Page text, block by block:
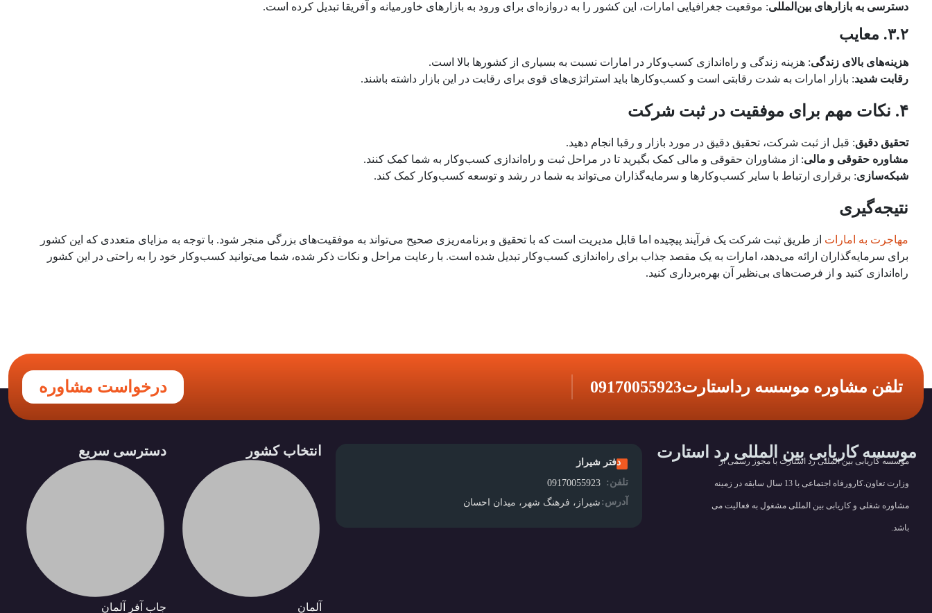
دسترسی به بازارهای بین‌المللی: موقعیت جغرافیایی امارات، این کشور را به دروازه‌ای برای ورود به بازارهای خاورمیانه و آفریقا تبدیل کرده است.
۳.۲. معایب
هزینه‌های بالای زندگی: هزینه زندگی و راه‌اندازی کسب‌وکار در امارات نسبت به بسیاری از کشورها بالا است.
رقابت شدید: بازار امارات به شدت رقابتی است و کسب‌وکارها باید استراتژی‌های قوی برای رقابت در این بازار داشته باشند.
۴. نکات مهم برای موفقیت در ثبت شرکت
تحقیق دقیق: قبل از ثبت شرکت، تحقیق دقیق در مورد بازار و رقبا انجام دهید.
مشاوره حقوقی و مالی: از مشاوران حقوقی و مالی کمک بگیرید تا در مراحل ثبت و راه‌اندازی کسب‌وکار به شما کمک کنند.
شبکه‌سازی: برقراری ارتباط با سایر کسب‌وکارها و سرمایه‌گذاران می‌تواند به شما در رشد و توسعه کسب‌وکار کمک کند.
نتیجه‌گیری
مهاجرت به امارات از طریق ثبت شرکت یک فرآیند پیچیده اما قابل مدیریت است که با تحقیق و برنامه‌ریزی صحیح می‌تواند به موفقیت‌های بزرگی منجر شود. با توجه به مزایای متعددی که این کشور
برای سرمایه‌گذاران ارائه می‌دهد، امارات به یک مقصد جذاب برای راه‌اندازی کسب‌وکار تبدیل شده است. با رعایت مراحل و نکات ذکر شده، شما می‌توانید کسب‌وکار خود را به راحتی در این کشور
راه‌اندازی کنید و از فرصت‌های بی‌نظیر آن بهره‌برداری کنید.
درخواست مشاوره تلفن مشاوره موسسه رداستارت09170055923
موسسه کاریابی بین المللی رد استارت
موسسه کاریابی بین المللی رد استارت با مجوز رسمی از
وزارت تعاون.کارورفاه اجتماعی با 13 سال سابقه در زمینه
مشاوره شغلی و کاریابی بین المللی مشغول به فعالیت می
باشد.
دفتر شیراز
تلفن:
09170055923
آدرس: شیراز، فرهنگ شهر، میدان احسان
انتخاب کشور
آلمان
دسترسی سریع
جاب آفر آلمان